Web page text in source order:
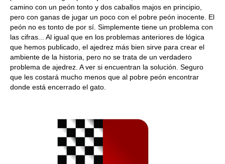
camino con un peón tonto y dos caballos majos en principio,
pero con ganas de jugar un poco con el pobre peón inocente. El
peón no es tonto de por sí. Simplemente tiene un problema con
las cifras... Al igual que en los problemas anteriores de lógica
que hemos publicado, el ajedrez más bien sirve para crear el
ambiente de la historia, pero no se trata de un verdadero
problema de ajedrez. A ver si encuentran la solución. Seguro
que les costará mucho menos que al pobre peón encontrar
donde está encerrado el gato.